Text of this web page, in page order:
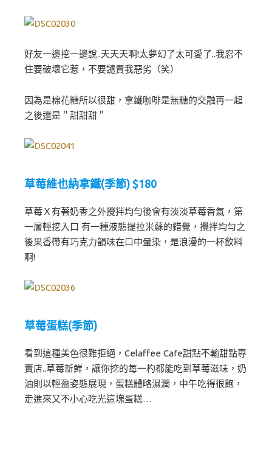
好友一邊挖一邊說..天天天啊!太夢幻了太可愛了..我忍不
住要破壞它惹，不要譴責我惡劣（笑）
因為是棉花糖所以很甜，拿鐵咖啡是無糖的交融再一起
之後還是＂甜甜甜＂
草莓維也納拿鐵(季節) $180
草莓Ｘ有著奶香之外攪拌均勻後會有淡淡草莓香氣，第
一層輕挖入口 有一種液態提拉米蘇的錯覺，攪拌均勻之
後果香帶有巧克力韻味在口中暈染，是浪漫的一杯飲料
啊!
草莓蛋糕(季節)
看到這種美色很難拒絕，Celaffee Cafe甜點不輸甜點專
賣店..草莓新鮮，讓你挖的每一杓都能吃到草莓滋味，奶
油則以輕盈姿態展現，蛋糕體略濕潤，中午吃得很飽，
走進來又不小心吃光這塊蛋糕…